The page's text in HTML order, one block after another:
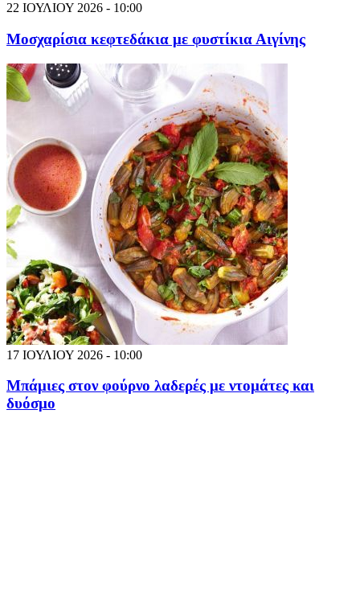
22 ΙΟΥΛΙΟΥ 2026 - 10:00
Μοσχαρίσια κεφτεδάκια με φυστίκια Αιγίνης
17 ΙΟΥΛΙΟΥ 2026 - 10:00
Μπάμιες στον φούρνο λαδερές με ντομάτες και
δυόσμο